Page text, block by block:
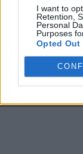
I want to
Retention,
Personal
Purposes
Opted Out
pubblicazione, non
"Milan Magazine" non è
proprietà di Napoli
detiene tutti i marchi e